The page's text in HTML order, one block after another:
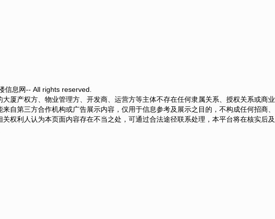
信息网-- All rights reserved.
厦产权方、物业管理方、开发商、运营方等主体不存在任何隶属关系、授权关系或商业
第三方合作机构或广告展示内容，仅用于信息参考及展示之目的，不构成任何招商、
权利人认为本页面内容存在不当之处，可通过合法途径联系处理，本平台将在核实后及